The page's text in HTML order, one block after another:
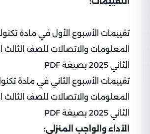
تقييمات الأسبوع الأول في مادة
المعلومات والاتصالات للصف الثالث
الثاني 2025 بصيغة PDF
تقييمات الأسبوع الثاني في مادة
المعلومات والاتصالات للصف الثالث
الثاني 2025 بصيغة PDF
الآداء والواجب المنزلي: